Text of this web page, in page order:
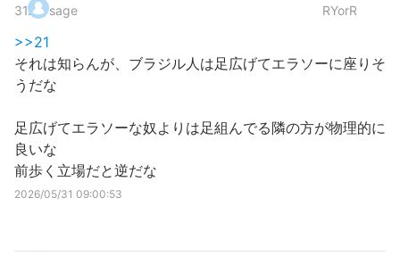
31. sage RYorR
>>21
それは知らんが、ブラジル人は足広げてエラソーに座りそ
うだな
足広げてエラソーな奴よりは足組んでる隣の方が物理的に
良いな
前歩く立場だと逆だな
2026/05/31 09:00:53